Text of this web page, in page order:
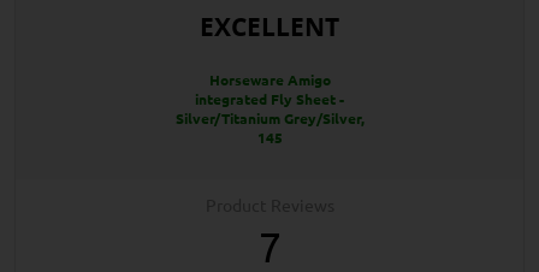
EXCELLENT
Horseware Amigo
integrated Fly Sheet -
Silver/Titanium Grey/Silver,
145
7